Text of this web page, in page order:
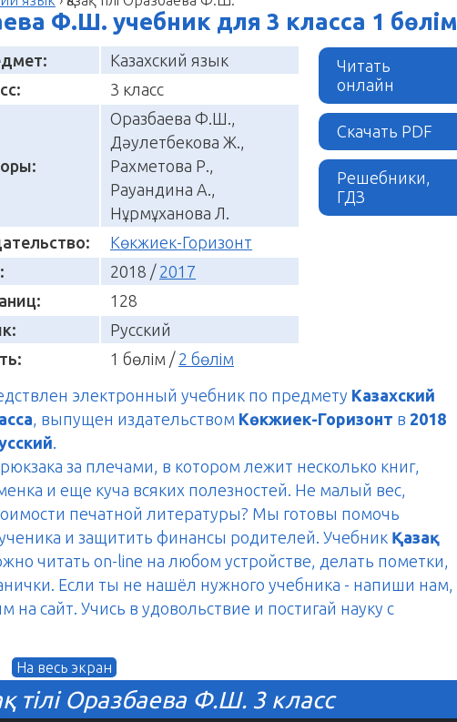
Ф.Ш. учебник для 3 класса 1 бөлім
Казахский язык
3 класс
Оразбаева Ф.Ш.,
Дәулетбекова Ж.,
Рахметова Р.,
Рауандина А.,
Нұрмұханова Л.
Көкжиек-Горизонт
2018 / 2017
128
Русский
1 бөлім / 2 бөлім
Читать
онлайн
Скачать PDF
Решебники,
ГДЗ
электронный учебник по предмету Казахский
, выпущен издательством Көкжиек-Горизонт в 2018
за плечами, в котором лежит несколько книг,
и еще куча всяких полезностей. Не малый вес,
печатной литературы? Мы готовы помочь
и защитить финансы родителей. Учебник Қазақ
читать on-line на любом устройстве, делать пометки,
Если ты не нашёл нужного учебника - напиши нам,
сайт. Учись в удовольствие и постигай науку с
На весь экран
тілі Оразбаева Ф.Ш. 3 класс